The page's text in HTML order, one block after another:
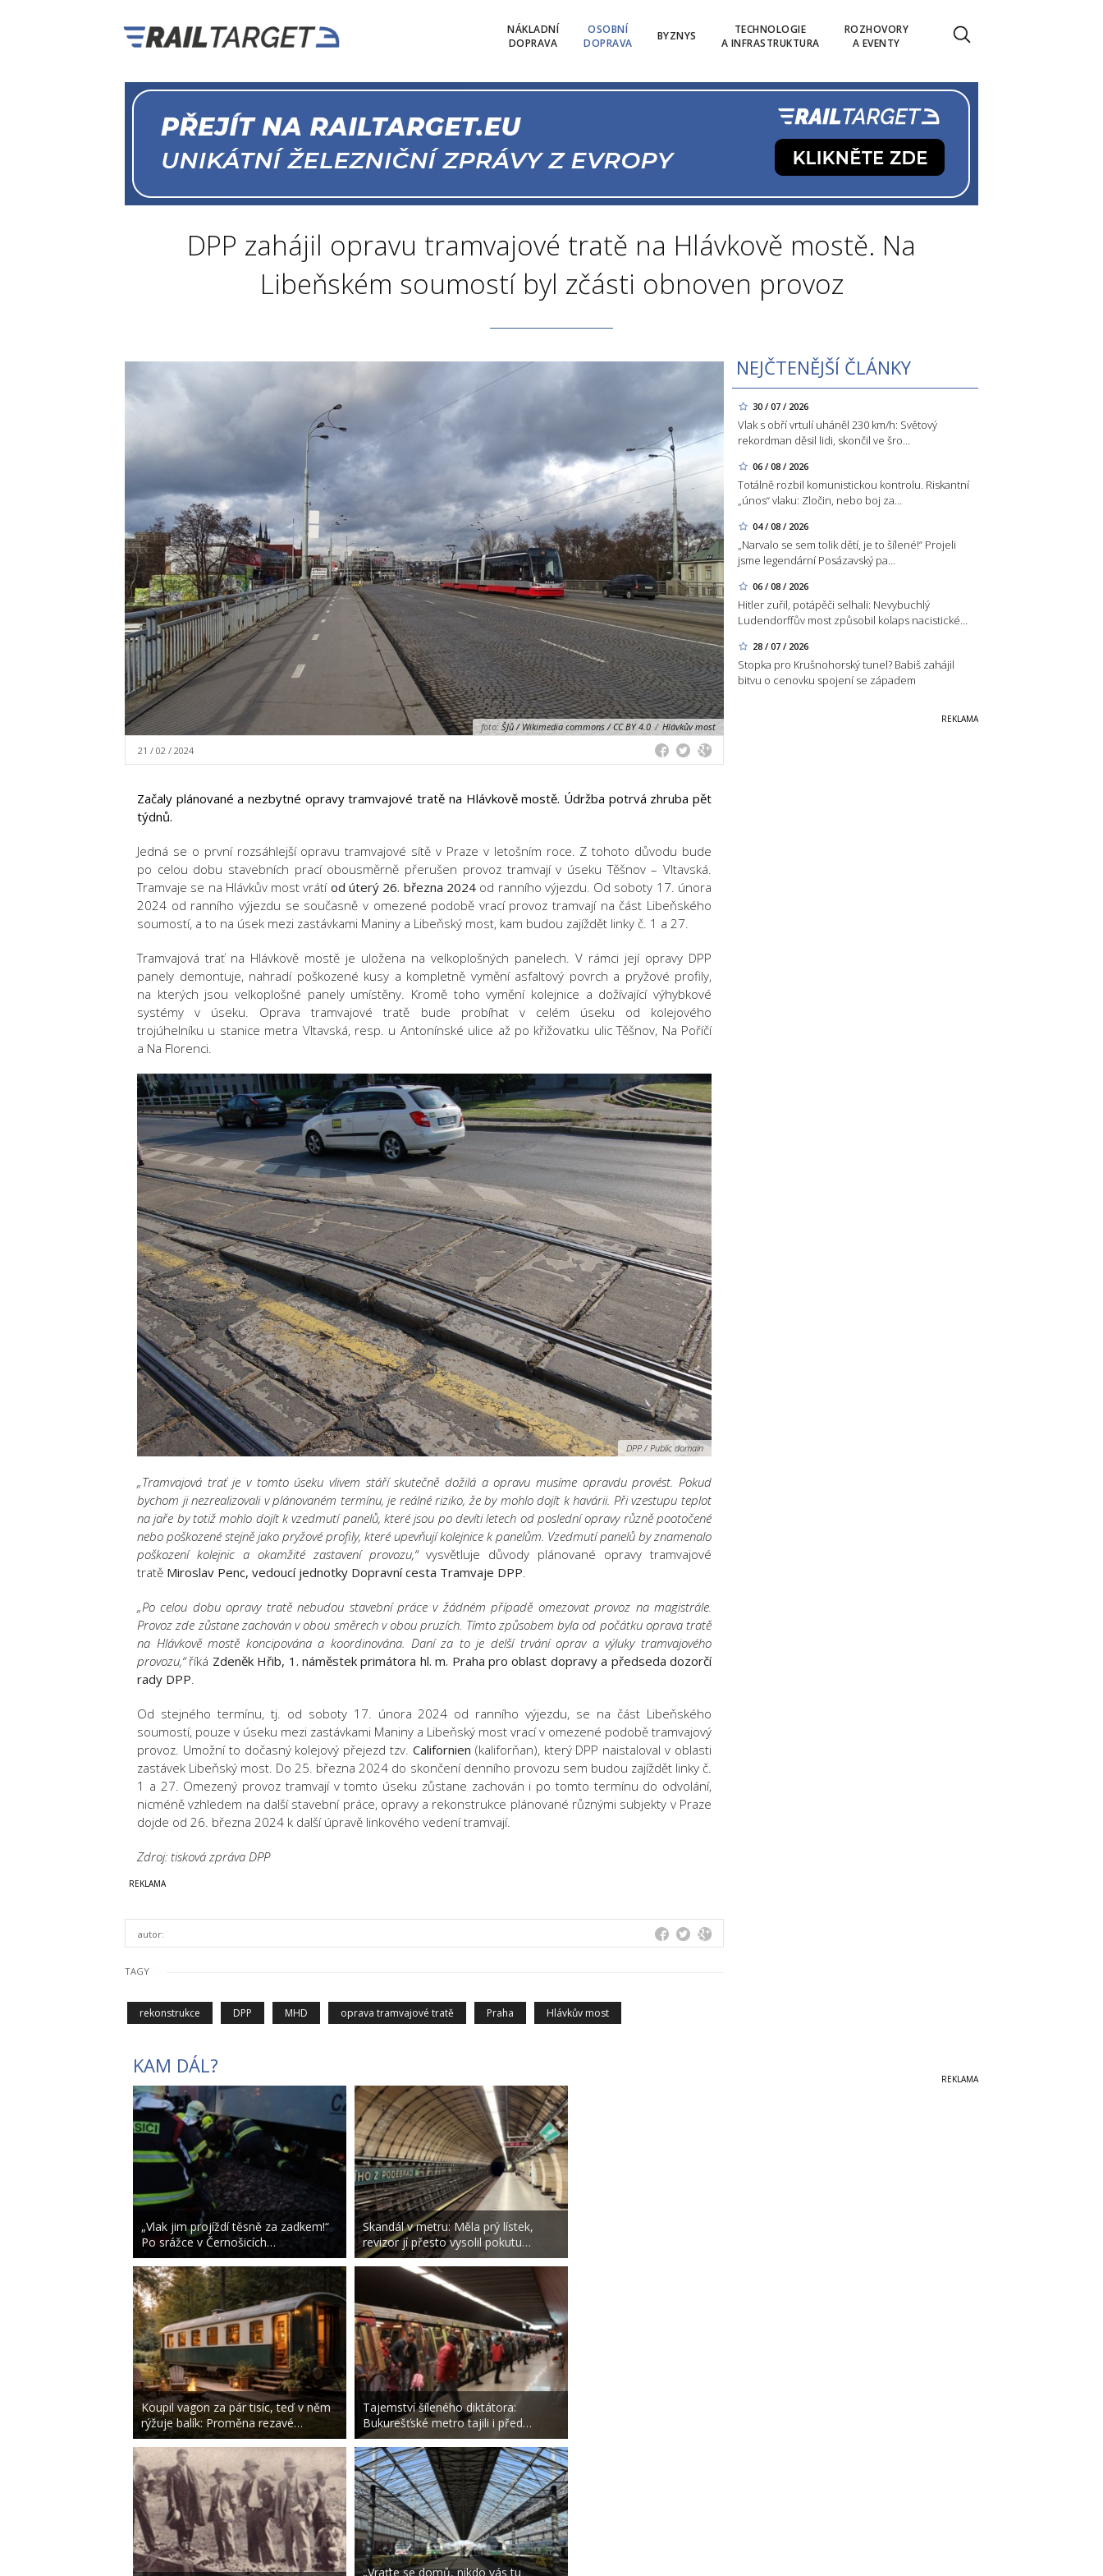
NÁKLADNÍ
DOPRAVA
OSOBNÍ
DOPRAVA
BYZNYS
TECHNOLOGIE
A INFRASTRUKTURA
ROZHOVORY
A EVENTY
DPP zahájil opravu tramvajové tratě na Hlávkově mostě. Na
Libeňském soumostí byl zčásti obnoven provoz
NEJČTENĚJŠÍ ČLÁNKY
30 / 07 / 2026
Vlak s obří vrtulí uháněl 230 km/h: Světový
rekordman děsil lidi, skončil ve šro…
06 / 08 / 2026
Totálně rozbil komunistickou kontrolu. Riskantní
„únos“ vlaku: Zločin, nebo boj za…
04 / 08 / 2026
„Narvalo se sem tolik dětí, je to šílené!“ Projeli
jsme legendární Posázavský pa…
06 / 08 / 2026
Hitler zuřil, potápěči selhali: Nevybuchlý
Ludendorffův most způsobil kolaps nacistické…
28 / 07 / 2026
Stopka pro Krušnohorský tunel? Babiš zahájil
bitvu o cenovku spojení se západem
foto: ŠJů / Wikimedia commons / CC BY 4.0 / Hlávkův most
21 / 02 / 2024
Začaly plánované a nezbytné opravy tramvajové tratě na Hlávkově mostě. Údržba potrvá zhruba pět
týdnů.
Jedná se o první rozsáhlejší opravu tramvajové sítě v Praze v letošním roce. Z tohoto důvodu bude
po celou dobu stavebních prací obousměrně přerušen provoz tramvají v úseku Těšnov – Vltavská.
Tramvaje se na Hlávkův most vrátí od úterý 26. března 2024od ranního výjezdu. Od soboty 17. února
2024 od ranního výjezdu se současně v omezené podobě vrací provoz tramvají na část Libeňského
soumostí, a to na úsek mezi zastávkami Maniny a Libeňský most, kam budou zajíždět linky č. 1 a 27.
Tramvajová trať na Hlávkově mostě je uložena na velkoplošných panelech. V rámci její opravy DPP
panely demontuje, nahradí poškozené kusy a kompletně vymění asfaltový povrch a pryžové profily,
na kterých jsou velkoplošné panely umístěny. Kromě toho vymění kolejnice a dožívající výhybkové
systémy v úseku. Oprava tramvajové tratě bude probíhat v celém úseku od kolejového
trojúhelníku u stanice metra Vltavská, resp. u Antonínské ulice až po křižovatku ulic Těšnov, Na Poříčí
a Na Florenci.
DPP / Public domain
„Tramvajová trať je v tomto úseku vlivem stáří skutečně dožilá a opravu musíme opravdu provést. Pokud
bychom ji nezrealizovali v plánovaném termínu, je reálné riziko, že by mohlo dojít k havárii. Při vzestupu teplot
na jaře by totiž mohlo dojít k vzedmutí panelů, které jsou po devíti letech od poslední opravy různě pootočené
nebo poškozené stejně jako pryžové profily, které upevňují kolejnice k panelům. Vzedmutí panelů by znamenalo
poškození kolejnic a okamžité zastavení provozu,“ vysvětluje důvody plánované opravy tramvajové
tratě Miroslav Penc, vedoucí jednotky Dopravní cesta Tramvaje DPP
„Po celou dobu opravy tratě nebudou stavební práce v žádném případě omezovat provoz na magistrále.
Provoz zde zůstane zachován v obou směrech v obou pruzích. Tímto způsobem byla od počátku oprava tratě
na Hlávkově mostě koncipována a koordinována. Daní za to je delší trvání oprav a výluky tramvajového
provozu,“říká Zdeněk Hřib, 1. náměstek primátora hl. m. Praha pro oblast dopravy a předseda dozorčí
rady DPP
Od stejného termínu, tj. od soboty 17. února 2024 od ranního výjezdu, se na část Libeňského
soumostí, pouze v úseku mezi zastávkami Maniny a Libeňský most vrací v omezené podobě tramvajový
provoz. Umožní to dočasný kolejový přejezd tzv. Californien (kaliforňan), který DPP naistaloval v oblasti
zastávek Libeňský most. Do 25. března 2024 do skončení denního provozu sem budou zajíždět linky č.
1 a 27. Omezený provoz tramvají v tomto úseku zůstane zachován i po tomto termínu do odvolání,
nicméně vzhledem na další stavební práce, opravy a rekonstrukce plánované různými subjekty v Praze
dojde od 26. března 2024 k další úpravě linkového vedení tramvají.
Zdroj: tisková zpráva DPP
autor:
TAGY
rekonstrukce DPP MHD oprava tramvajové tratě Praha Hlávkův most
KAM DÁL?
„Vlak jim projíždí těsně za zadkem!“
Po srážce v Černošicích…
Koupil vagon za pár tisíc, teď v něm
rýžuje balík: Proměna rezavé…
Skandál v metru: Měla prý lístek,
revizor jí přesto vysolil pokutu…
Tajemství šíleného diktátora:
Bukurešťské metro tajili i před…
„Vraťte se domů, nikdo vás tu